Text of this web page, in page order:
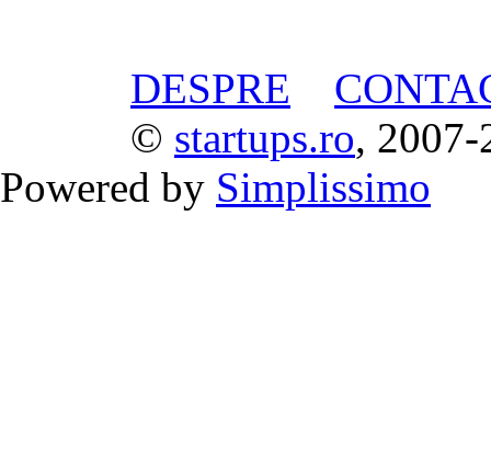
DESPRE
© startups.ro, 2007-
Powered by Simplissimo